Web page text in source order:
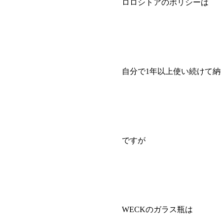
ロロシトアのポリシーは
自分で1年以上使い続けて
ですが
WECKのガラス瓶は